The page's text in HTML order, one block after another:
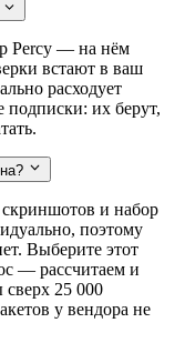
Percy — на нём
встают в ваш
расходует
подписки: их берут,
и набор
поэтому
Выберите этот
— рассчитаем и
25 000
у вендора не